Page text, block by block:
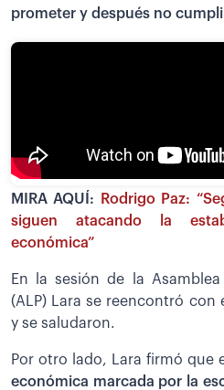
prometer y después no
MIRA AQUÍ:
Rodrigo Paz:
siguen atacando la
económica”
En la sesión de la Asamblea
(ALP) Lara se reencontró con
y se saludaron.
Por otro lado, Lara firmó que
económica marcada por la